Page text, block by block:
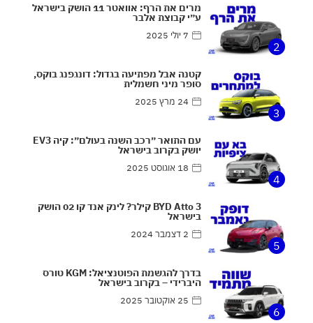
2
מרים את הרף: אוואטר 11 הושק בישראל
ע״י קבוצת אלבר
7 יולי 2025
3
קטנה אבל מפתיעה בגדול: דונגפנג בוקס,
סופר מיני חשמלית
24 מרץ 2025
4
עם התואר ״רכב השנה בעולם״: קיה EV3
יושק בקרוב בישראל
18 אוגוסט 2025
5
BYD Atto 3 קילר? לינק אנד קו 02 הושק
בישראל
2 דצמבר 2024
6
בדרך להגשמת הפוטנציאל: KGM טורס
היברידי – בקרוב בישראל
25 אוקטובר 2025